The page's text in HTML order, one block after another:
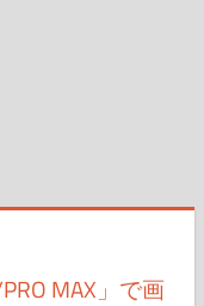
MAX」で画